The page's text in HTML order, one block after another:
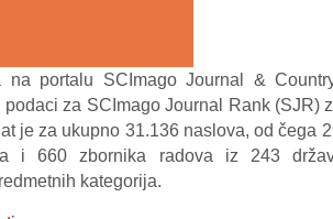
na portalu SCImago Journal &
za SCImago Journal Rank (SJR)
je za ukupno 31.136 naslova, od čega
i 660 zbornika radova iz 243
kategorija.